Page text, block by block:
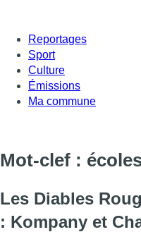
Reportages
Sport
Culture
Émissions
Ma commune
Mot-clef :
Les Diables
: Kompany et